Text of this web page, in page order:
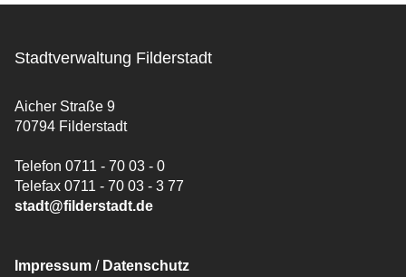
Stadtverwaltung Filderstadt
Aicher Straße 9
70794 Filderstadt
Telefon 0711 - 70 03 - 0
Telefax 0711 - 70 03 - 3 77
stadt@filderstadt.de
Impressum / Datenschutz